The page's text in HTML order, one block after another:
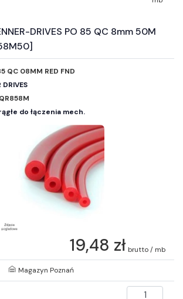
DRIVES PO 85 QC 8mm 50M
QC 08MM RED FND
DRIVES
do łączenia mech.
19,48 zł brutto / mb
Magazyn Poznań